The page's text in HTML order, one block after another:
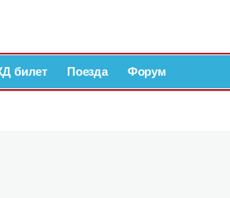
билет Поезда Форум